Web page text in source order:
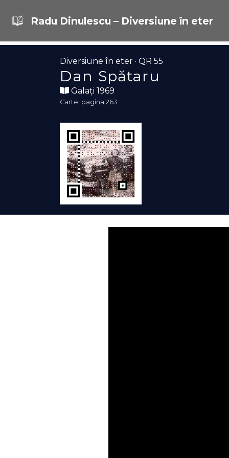
Radu Dinulescu – Diversiune în eter
Diversiune în eter · QR 55
Dan Spătaru
Galați 1969
Carte: pagina 263